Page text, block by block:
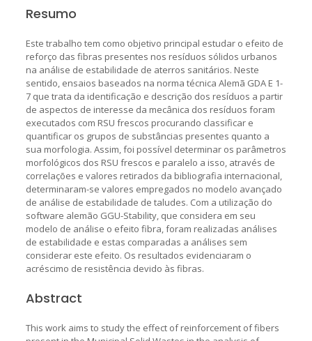
Resumo
Este trabalho tem como objetivo principal estudar o efeito de
reforço das fibras presentes nos resíduos sólidos urbanos
na análise de estabilidade de aterros sanitários. Neste
sentido, ensaios baseados na norma técnica Alemã GDA E 1-
7 que trata da identificação e descrição dos resíduos a partir
de aspectos de interesse da mecânica dos resíduos foram
executados com RSU frescos procurando classificar e
quantificar os grupos de substâncias presentes quanto a
sua morfologia. Assim, foi possível determinar os parâmetros
morfológicos dos RSU frescos e paralelo a isso, através de
correlações e valores retirados da bibliografia internacional,
determinaram-se valores empregados no modelo avançado
de análise de estabilidade de taludes. Com a utilização do
software alemão GGU-Stability, que considera em seu
modelo de análise o efeito fibra, foram realizadas análises
de estabilidade e estas comparadas a análises sem
considerar este efeito. Os resultados evidenciaram o
acréscimo de resistência devido às fibras.
Abstract
This work aims to study the effect of reinforcement of fibers